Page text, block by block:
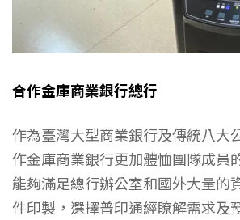
合作金庫商業銀行總行
作為臺灣大型商業銀行及傳統八大
作金庫商業銀行更加體恤團隊成員
能夠滿足總行辦公室和國外大量的
件印製，選擇普印通經瞭解需求及